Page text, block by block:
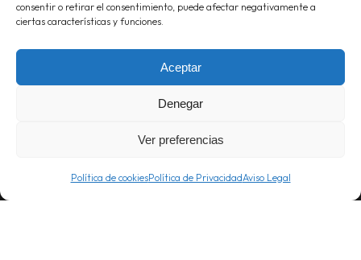
consentir o retirar el consentimiento, puede afectar negativamente a
ciertas características y funciones.
Aceptar
Denegar
Ver preferencias
Política de cookiesPolítica de PrivacidadAviso Legal